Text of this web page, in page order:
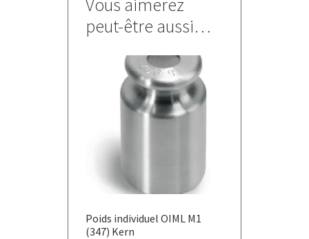
Vous aimerez
peut-être aussi…
Poids individuel OIML M1
(347) Kern